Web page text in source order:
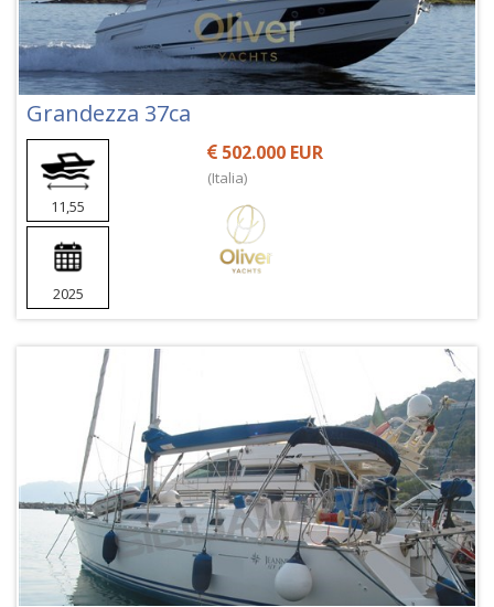
Grandezza 37ca
11,55
2025
502.000 EUR
(Italia)